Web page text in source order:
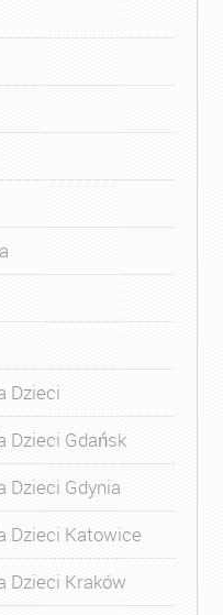
Dzieci
Dzieci Gdańsk
Dzieci Gdynia
Dzieci Katowice
Dzieci Kraków